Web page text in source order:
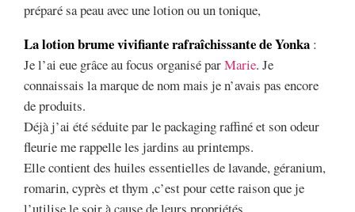
préparé sa peau avec une lotion ou un tonique,
La lotion brume vivifiante rafraîchissante de Yonka :
Je l’ai eue grâce au focus organisé parMarie. Je
connaissais la marque de nom mais je n’avais pas encore
de produits.
Déjà j’ai été séduite par le packaging raffiné et son odeur
fleurie me rappelle les jardins au printemps.
Elle contient des huiles essentielles de lavande, géranium,
romarin, cyprès et thym ,c’est pour cette raison que je
l’utilise le soir à cause de leurs propriétés